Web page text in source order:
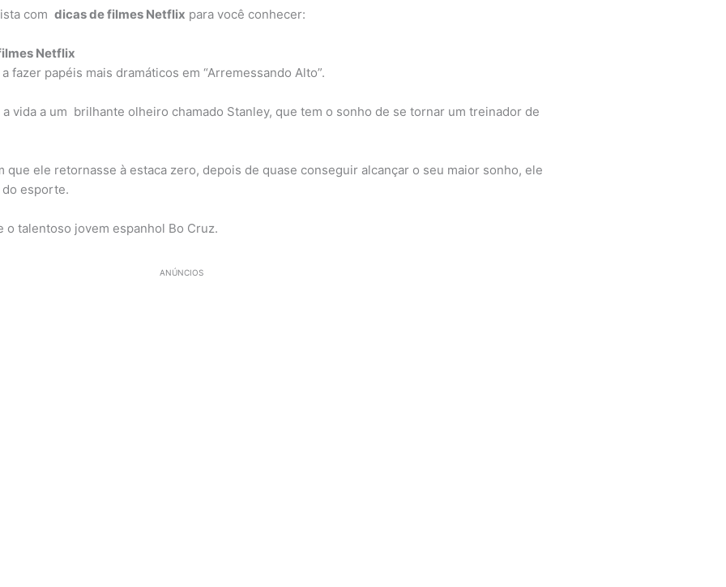
com dicas de filmes Netflix para você conhecer:
Netflix
fazer papéis mais dramáticos em “Arremessando Alto”.
vida a um brilhante olheiro chamado Stanley, que tem o sonho de se tornar um treinador de
que ele retornasse à estaca zero, depois de quase conseguir alcançar o seu maior sonho, ele
esporte.
o talentoso jovem espanhol Bo Cruz.
ANÚNCIOS